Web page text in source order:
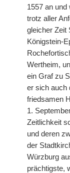
1557 an
trotz aller
gleicher Zeit
Königstein-
Wertheim,
ein Graf zu
er sich auch
friedsamen
1.
Zeitlichkeit
und deren
der
Würzburg
prächtigste,